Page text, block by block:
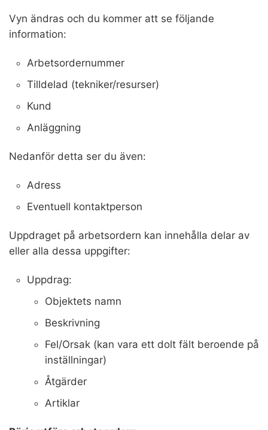
Vyn ändras och du kommer att se följande
information:
Arbetsordernummer
Tilldelad (tekniker/resurser)
Kund
Anläggning
Nedanför detta ser du även:
Adress
Eventuell kontaktperson
Uppdraget på arbetsordern kan innehålla delar av
eller alla dessa uppgifter:
Uppdrag:
Objektets namn
Beskrivning
Fel/Orsak (kan vara ett dolt fält beroende på
inställningar)
Åtgärder
Artiklar